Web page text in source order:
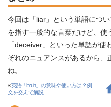
今回は「liar」という単語につ
を指す一般的な言葉だけど、
「deceiver」といった単語が
ぞれのニュアンスがあるから
ね。
«英語「bruh」の意味や使い方は？例
文を交えて解説